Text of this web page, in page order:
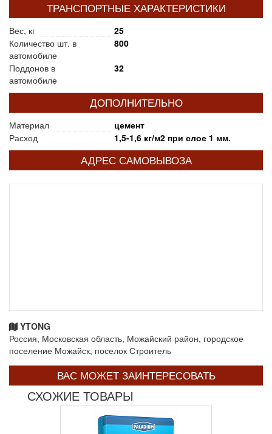
ТРАНСПОРТНЫЕ ХАРАКТЕРИСТИКИ
Вес, кг
25
Количество шт. в
автомобиле
800
Поддонов в
автомобиле
32
ДОПОЛНИТЕЛЬНО
Материал
цемент
Расход
1,5-1,6 кг/м2 при слое 1 мм.
АДРЕС САМОВЫВОЗА
YTONG
Россия, Московская область, Можайский район, городское
поселение Можайск, поселок Строитель
ВАС МОЖЕТ ЗАИНТЕРЕСОВАТЬ
СХОЖИЕ ТОВАРЫ